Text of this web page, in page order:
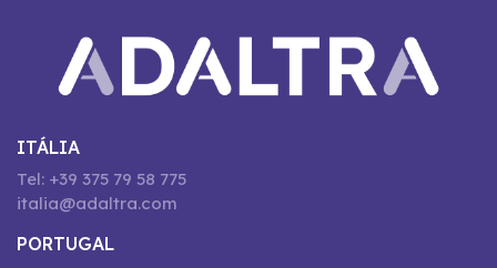
ITÁLIA
Tel: +39 375 79 58 775
italia@adaltra.com
PORTUGAL